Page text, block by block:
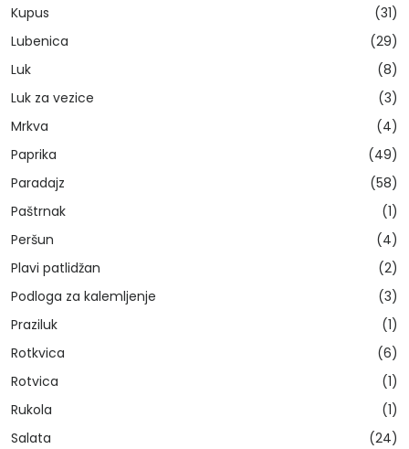
Kupus
(31)
Lubenica
(29)
Luk
(8)
Luk za vezice
(3)
Mrkva
(4)
Paprika
(49)
Paradajz
(58)
Paštrnak
(1)
Peršun
(4)
Plavi patlidžan
(2)
Podloga za kalemljenje
(3)
Praziluk
(1)
Rotkvica
(6)
Rotvica
(1)
Rukola
(1)
Salata
(24)